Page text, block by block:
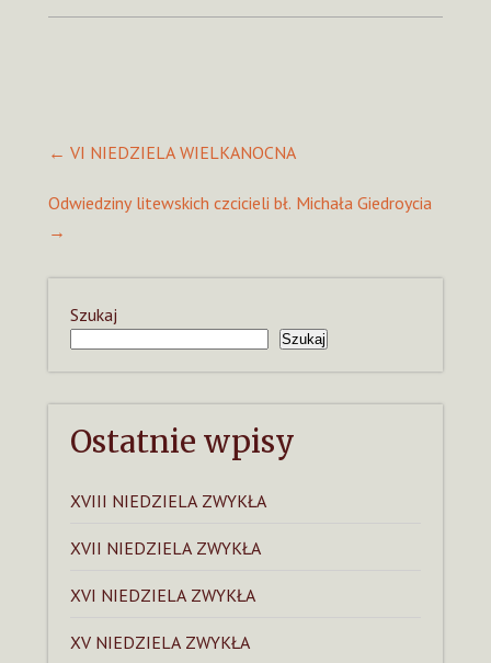
navigation
← VI NIEDZIELA WIELKANOCNA
Odwiedziny litewskich czcicieli bł. Michała Giedroycia
→
Szukaj
Szukaj
Ostatnie wpisy
XVIII NIEDZIELA ZWYKŁA
XVII NIEDZIELA ZWYKŁA
XVI NIEDZIELA ZWYKŁA
XV NIEDZIELA ZWYKŁA